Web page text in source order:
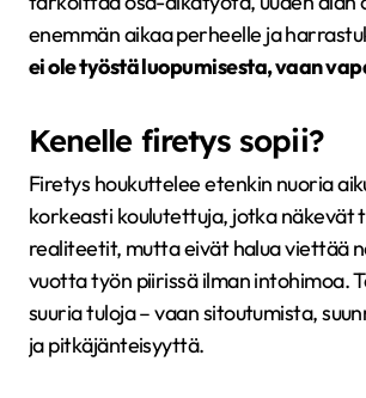
enemmän aikaa perheelle ja
ei ole työstä luopumisesta, vaan
Kenelle firetys sopii?
Firetys houkuttelee etenkin nuoria
korkeasti koulutettuja, jotka näkevät
realiteetit, mutta eivät halua viettää
vuotta työn piirissä ilman intohimoa.
suuria tuloja – vaan sitoutumista,
ja pitkäjänteisyyttä.